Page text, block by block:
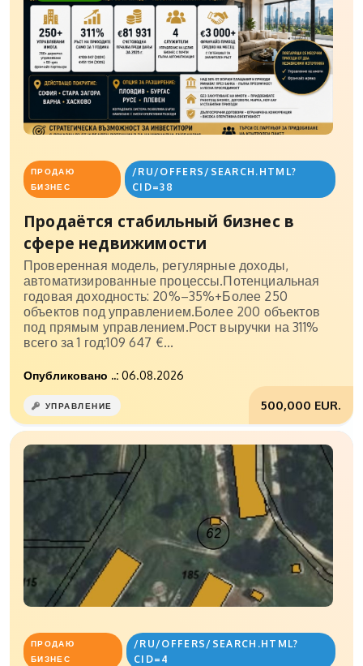
ПРОДАЮ
БИЗНЕС
/RU/OFFERS/SEARCH.HTML?
CID=38
Продаётся стабильный бизнес в
сфере недвижимости
Проверенная модель, регулярные доходы,
автоматизированные процессы.Потенциальная
годовая доходность: 20%–35%+Более 250
объектов под управлением.Более 200 объектов
под прямым управлением.Рост выручки на 311%
всего за 1 год:109 647 €...
Опубликовано ..: 06.08.2026
500,000 EUR.
УПРАВЛЕНИЕ
ПРОДАЮ
БИЗНЕС
/RU/OFFERS/SEARCH.HTML?
CID=4